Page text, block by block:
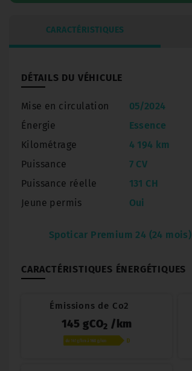
CARACTÉRISTIQUES
DÉTAILS DU VÉHICULE
Mise en circulation
05/2024
Énergie
Essence
Kilométrage
4 194 km
Puissance
7 CV
Puissance réelle
131 CH
Jeune permis
Oui
Spoticar Premium 24 (24 mois)
CARACTÉRISTIQUES ÉNERGÉTIQUES
Émissions de Co2
145 gCO2 /km